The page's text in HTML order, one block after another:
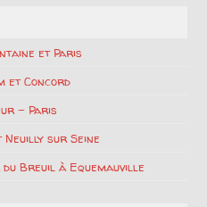
et Paris
et Concord
– Paris
Neuilly sur Seine
Breuil à Equemauville